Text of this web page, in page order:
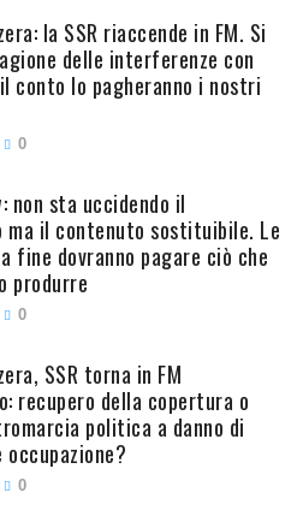
la SSR riaccende in FM. Si
delle interferenze con
conto lo pagheranno i nostri
0
non sta uccidendo il
ma il contenuto sostituibile. Le
fine dovranno pagare ciò che
produrre
0
SSR torna in FM
recupero della copertura o
politica a danno di
0